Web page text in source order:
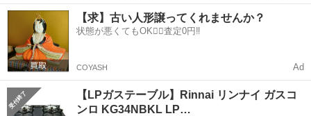
＊＊ ＊ ＊＊ ＊ ＊＊ 【商品情報】 ・メーカー：NORITZ ・型
番：LW2261TL ・年式：2016年製 ・ガス種：LPガス ・...
福島 二本松市 二本松駅 調理器具 NORITZ
【求】古い人形譲ってくれませんか？
状態が悪くてもOK🙆‍♀️査定0円‼️
COYASH Ad
【LPガステーブル】Rinnai リンナイ ガスコ
ンロ KG34NBKL LP…